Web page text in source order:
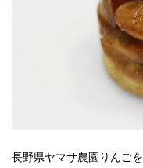
長野県ヤマサ農園りんご